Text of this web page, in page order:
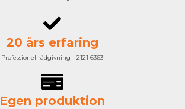
20 års erfaring
Professionel rådgivning - 2121 6363
Egen produktion